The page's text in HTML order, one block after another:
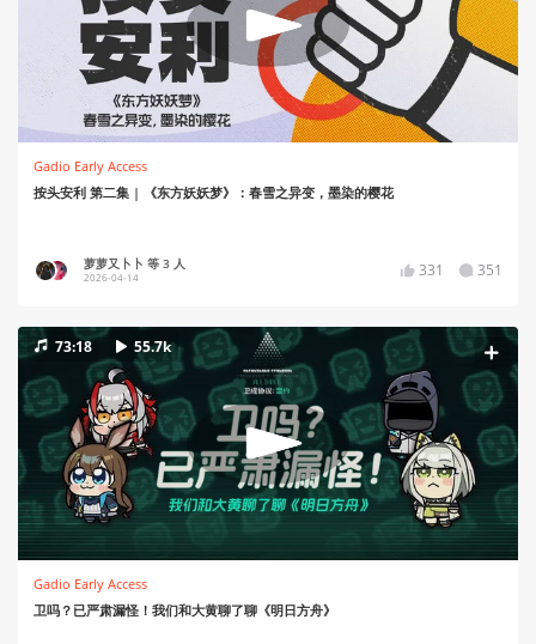
Gadio Early Access
按头安利 第二集 | 《东方妖妖梦》：春雪之异变，墨染的樱花
萝萝又卜卜 等 3 人
2026-04-14 331 351
73:18 55.7k
Gadio Early Access
卫吗？已严肃漏怪！我们和大黄聊了聊《明日方舟》